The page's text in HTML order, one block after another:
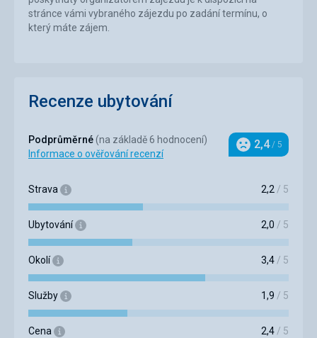
stránce vámi vybraného zájezdu po zadání termínu, o
který máte zájem.
Recenze ubytování
Podprůměrné (na základě 6 hodnocení)
Informace o ověřování recenzí
Hodnocení
2,4/ 5
Strava 2,2 / 5
Ubytování 2,0 / 5
Okolí 3,4 / 5
Služby 1,9 / 5
Cena 2,4 / 5